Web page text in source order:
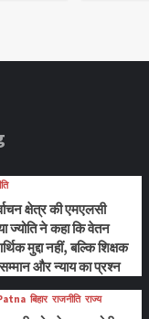
क्षेत्र की एमएलसी
ज्योति ने कहा कि वेतन
मुद्दा नहीं, बल्कि शिक्षक
और न्याय का प्रश्न
बिहार राजनीति राज्य